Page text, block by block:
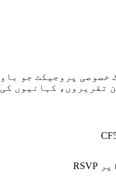
پروجیکٹ جو
تقریروں، کہانیوں